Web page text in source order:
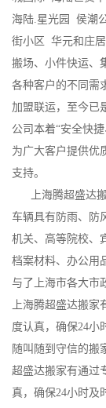
海陆.星光园 侯潮
街小区 华元和庄
搬场、小件快运、
各种客户的不同需
加盟联运，至今已
公司本着“安全快
为广大客户提供优
支持。
上海腾超盛达搬
车辆具有防雨、防
机关、高等院校、
档案材料、办公用
与了上海市各大市
上海腾超盛达搬
度认真，确保24小
随叫随到守信的搬
超盛达搬家有通过
真，确保24小